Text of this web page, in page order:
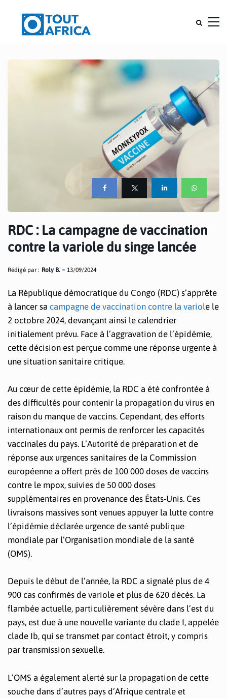
RDC : La campagne de vaccination
contre la variole du singe lancée
Rédigé par : Roly B. 13/09/2024
La République démocratique du Congo (RDC) s’apprête
à lancer sa campagne de vaccination contre la variole le
2 octobre 2024, devançant ainsi le calendrier
initialement prévu. Face à l’aggravation de l’épidémie,
cette décision est perçue comme une réponse urgente à
une situation sanitaire critique.
Au cœur de cette épidémie, la RDC a été confrontée à
des difficultés pour contenir la propagation du virus en
raison du manque de vaccins. Cependant, des efforts
internationaux ont permis de renforcer les capacités
vaccinales du pays. L’Autorité de préparation et de
réponse aux urgences sanitaires de la Commission
européenne a offert près de 100 000 doses de vaccins
contre le mpox, suivies de 50 000 doses
supplémentaires en provenance des États-Unis. Ces
livraisons massives sont venues appuyer la lutte contre
l’épidémie déclarée urgence de santé publique
mondiale par l’Organisation mondiale de la santé
(OMS).
Depuis le début de l’année, la RDC a signalé plus de 4
900 cas confirmés de variole et plus de 620 décès. La
flambée actuelle, particulièrement sévère dans l’est du
pays, est due à une nouvelle variante du clade I, appelée
clade Ib, qui se transmet par contact étroit, y compris
par transmission sexuelle.
L’OMS a également alerté sur la propagation de cette
souche dans d’autres pays d’Afrique centrale et